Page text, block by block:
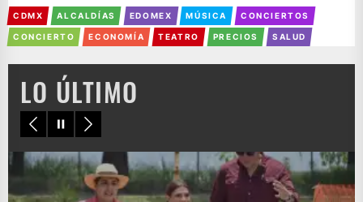
CDMX ALCALDÍAS EDOMEX MÚSICA CONCIERTOS
CONCIERTO ECONOMÍA TEATRO PRECIOS SALUD
LO ÚLTIMO